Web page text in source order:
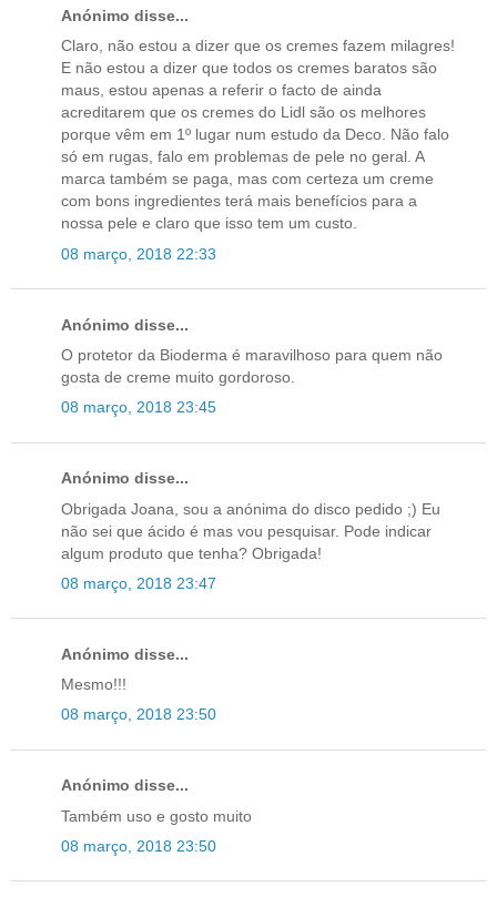
Anónimo disse...
Claro, não estou a dizer que os cremes fazem milagres!
E não estou a dizer que todos os cremes baratos são
maus, estou apenas a referir o facto de ainda
acreditarem que os cremes do Lidl são os melhores
porque vêm em 1º lugar num estudo da Deco. Não falo
só em rugas, falo em problemas de pele no geral. A
marca também se paga, mas com certeza um creme
com bons ingredientes terá mais benefícios para a
nossa pele e claro que isso tem um custo.
08 março, 2018 22:33
Anónimo disse...
O protetor da Bioderma é maravilhoso para quem não
gosta de creme muito gordoroso.
08 março, 2018 23:45
Anónimo disse...
Obrigada Joana, sou a anónima do disco pedido ;) Eu
não sei que ácido é mas vou pesquisar. Pode indicar
algum produto que tenha? Obrigada!
08 março, 2018 23:47
Anónimo disse...
Mesmo!!!
08 março, 2018 23:50
Anónimo disse...
Também uso e gosto muito
08 março, 2018 23:50